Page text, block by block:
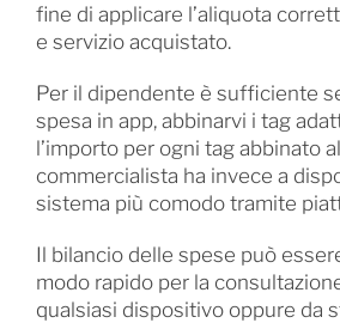
fine di applicare l’aliquota
e servizio acquistato.
Per il dipendente è sufficiente
spesa in app, abbinarvi i tag
l’importo per ogni tag abbinato
commercialista ha invece a
sistema più comodo tramite
Il bilancio delle spese può
modo rapido per la
qualsiasi dispositivo oppure da